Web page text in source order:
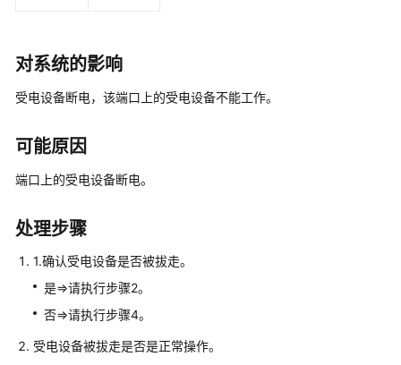
乾
坤-
租
公
共
操
华
为
坤-
MSP
作
对系统的影响
受电设备断电，该端口上的受电设备不能工作。
可能原因
端口上的受电设备断电。
处理步骤
1.确认受电设备是否被拔走。
是=>请执行步骤2。
否=>请执行步骤4。
受电设备被拔走是否是正常操作。